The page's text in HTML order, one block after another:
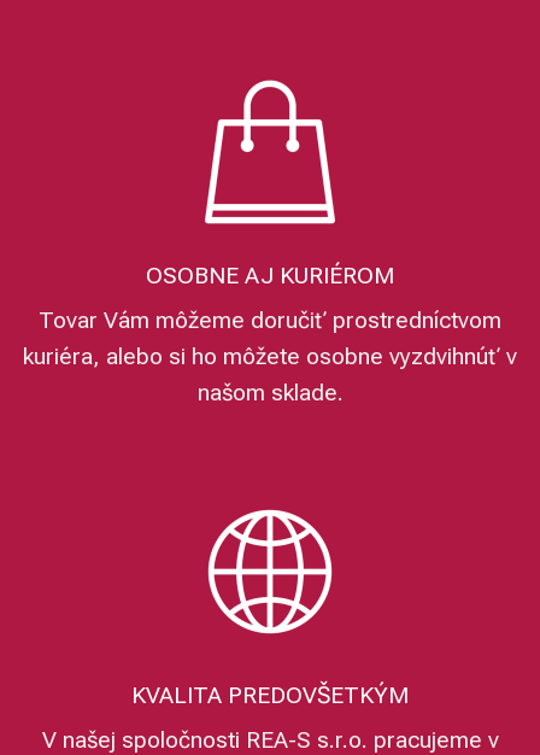
OSOBNE AJ KURIÉROM
Tovar Vám môžeme doručiť prostredníctvom
kuriéra, alebo si ho môžete osobne vyzdvihnúť v
našom sklade.
KVALITA PREDOVŠETKÝM
V našej spoločnosti REA-S s.r.o. pracujeme v